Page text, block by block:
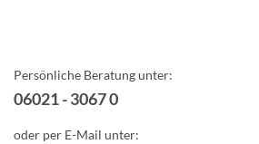
Persönliche Beratung unter:
06021 - 3067 0
oder per E-Mail unter: